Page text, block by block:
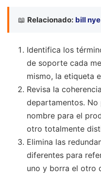
📖 Relacionado: bill
Identifica los
de soporte cada
mismo, la etiqueta
Revisa la
departamentos. No
nombre para el
otro totalmente
Elimina las
diferentes para
uno y borra el otro